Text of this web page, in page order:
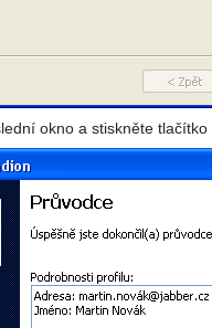
okno a stiskněte tlačítko